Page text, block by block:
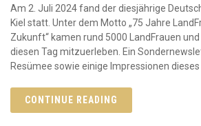
Am 2. Juli 2024 fand der diesjährige
Kiel statt. Unter dem Motto „75 Jahre
Zukunft“ kamen rund 5000 LandFrauen
diesen Tag mitzuerleben. Ein
Resümee sowie einige Impressionen
CONTINUE READING